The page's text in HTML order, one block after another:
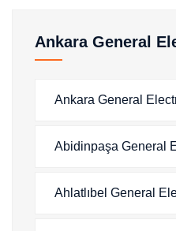
Ankara General
Ankara General
Abidinpaşa General
Ahlatlıbel General